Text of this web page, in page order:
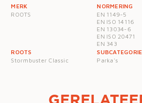
MERK
ROOTS
NORMERING
EN 1149-5
EN ISO 14116
EN 13034-6
EN ISO 20471
EN 343
ROOTS
Stormbuster Classic
SUBCATEGORIE
Parka's